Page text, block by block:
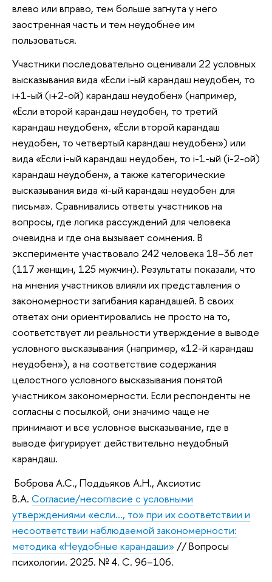
влево или вправо, тем больше загнута у него
заостренная часть и тем неудобнее им
пользоваться.
Участники последовательно оценивали 22 условных
высказывания вида «Если i-ый карандаш неудобен, то
i+1-ый (i+2-ой) карандаш неудобен» (например,
«Если второй карандаш неудобен, то третий
карандаш неудобен», «Если второй карандаш
неудобен, то четвертый карандаш неудобен») или
вида «Если i-ый карандаш неудобен, то i-1-ый (i-2-ой)
карандаш неудобен», а также категорические
высказывания вида «i-ый карандаш неудобен для
письма». Сравнивались ответы участников на
вопросы, где логика рассуждений для человека
очевидна и где она вызывает сомнения. В
эксперименте участвовало 242 человека 18–36 лет
(117 женщин, 125 мужчин). Результаты показали, что
на мнения участников влияли их представления о
закономерности загибания карандашей. В своих
ответах они ориентировались не просто на то,
соответствует ли реальности утверждение в выводе
условного высказывания (например, «12-й карандаш
неудобен»), а на соответствие содержания
целостного условного высказывания понятой
участником закономерности. Если респонденты не
согласны с посылкой, они значимо чаще не
принимают и все условное высказывание, где в
выводе фигурирует действительно неудобный
карандаш.
Боброва А.С., Поддьяков А.Н., Аксиотис
В.А. Согласие/несогласие с условными
утверждениями «если…, то» при их соответствии и
несоответствии наблюдаемой закономерности:
методика «Неудобные карандаши» // Вопросы
психологии. 2025. № 4. С. 96–106.